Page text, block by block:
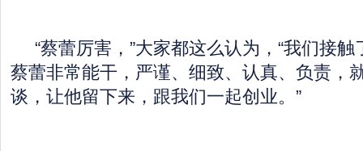
“蔡蕾厉害，”大家都这么认为，“我们接触
蔡蕾非常能干，严谨、细致、认真、负责，
谈，让他留下来，跟我们一起创业。”